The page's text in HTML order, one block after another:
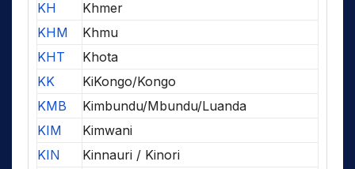
KH
Khmer
KHM
Khmu
KHT
Khota
KK
KiKongo/Kongo
KMB
Kimbundu/Mbundu/Luanda
KIM
Kimwani
KIN
Kinnauri / Kinori